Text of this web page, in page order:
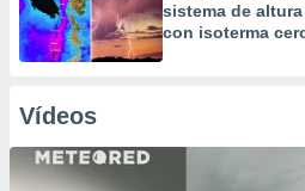
sistema de
con isoterma
Vídeos